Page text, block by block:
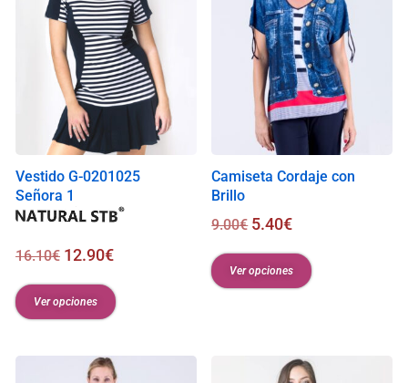
Vestido G-0201025
Señora 1
16.10€ 12.90€
Ver opciones
Camiseta Cordaje con
Brillo
9.00€ 5.40€
Ver opciones